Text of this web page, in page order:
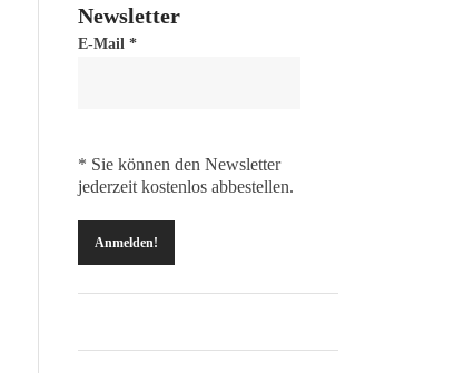
Newsletter
E-Mail *
* Sie können den Newsletter
jederzeit kostenlos abbestellen.